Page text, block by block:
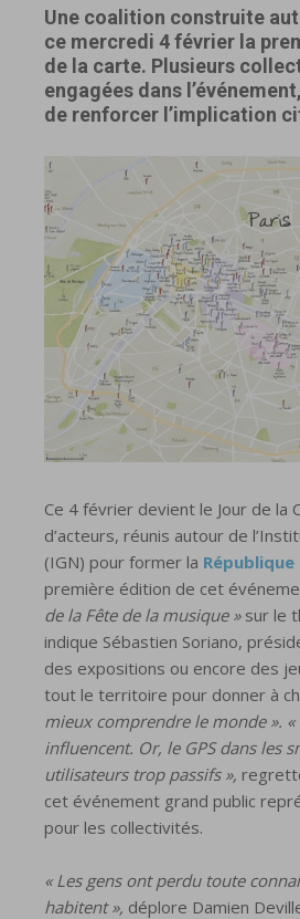
Une coalition construite
ce mercredi 4 février la
de la carte. Plusieurs
engagées dans
de renforcer l’implication
Ce 4 février devient le Jour de la
d’acteurs, réunis autour de
(IGN) pour former la
première édition de cet
de la Fête de la musique »sur le
indique Sébastien Soriano,
des expositions ou encore des
tout le territoire pour donner à
mieux comprendre le monde ». «
influencent. Or, le GPS dans les
utilisateurs trop passifs »,
cet événement grand public
pour les collectivités.
« Les gens ont perdu toute
habitent », déplore Damien